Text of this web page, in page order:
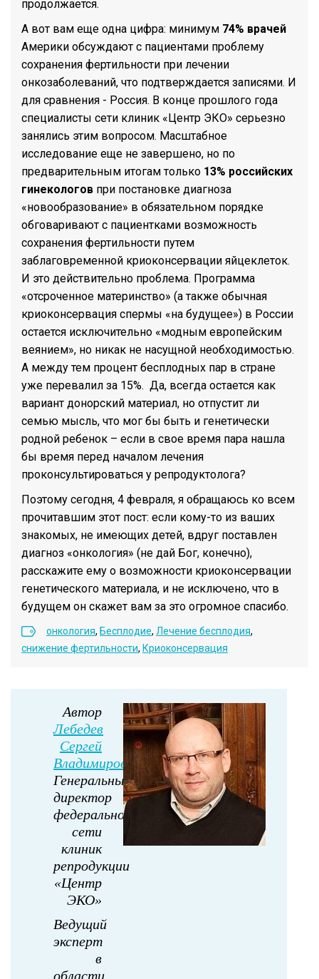
продолжается.
А вот вам еще одна цифра: минимум 74% врачей
Америки обсуждают с пациентами проблему
сохранения фертильности при лечении
онкозаболеваний, что подтверждается записями. И
для сравнения - Россия. В конце прошлого года
специалисты сети клиник «Центр ЭКО» серьезно
занялись этим вопросом. Масштабное
исследование еще не завершено, но по
предварительным итогам только 13% российских
гинекологов при постановке диагноза
«новообразование» в обязательном порядке
обговаривают с пациентками возможность
сохранения фертильности путем
заблаговременной криоконсервации яйцеклеток.
И это действительно проблема. Программа
«отсроченное материнство» (а также обычная
криоконсервация спермы «на будущее») в России
остается исключительно «модным европейским
веянием», но никак не насущной необходимостью.
А между тем процент бесплодных пар в стране
уже перевалил за 15%. Да, всегда остается как
вариант донорский материал, но отпустит ли
семью мысль, что мог бы быть и генетически
родной ребенок – если в свое время пара нашла
бы время перед началом лечения
проконсультироваться у репродуктолога?
Поэтому сегодня, 4 февраля, я обращаюсь ко всем
прочитавшим этот пост: если кому-то из ваших
знакомых, не имеющих детей, вдруг поставлен
диагноз «онкология» (не дай Бог, конечно),
расскажите ему о возможности криоконсервации
генетического материала, и не исключено, что в
будущем он скажет вам за это огромное спасибо.
онкология, Бесплодие, Лечение бесплодия,
снижение фертильности, Криоконсервация
Автор
Лебедев
Сергей
Владимирович
Генеральный
директор
федеральной
сети
клиник
репродукции
«Центр
ЭКО»
Ведущий
эксперт
в
области